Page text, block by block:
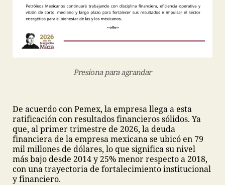
Presiona para agrandar
De acuerdo con Pemex, la empresa llega a esta
ratificación con resultados financieros sólidos. Ya
que, al primer trimestre de 2026, la deuda
financiera de la empresa mexicana se ubicó en 79
mil millones de dólares, lo que significa su nivel
más bajo desde 2014 y 25% menor respecto a 2018,
con una trayectoria de fortalecimiento institucional
y financiero.